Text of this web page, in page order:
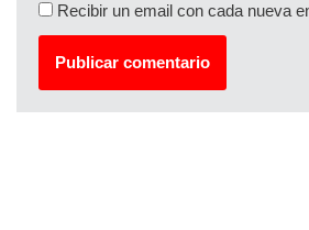
Recibir un email con cada nueva